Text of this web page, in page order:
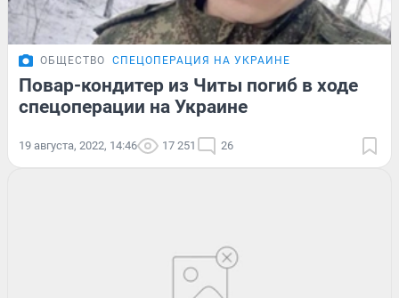
ОБЩЕСТВО СПЕЦОПЕРАЦИЯ НА УКРАИНЕ
Повар-кондитер из Читы погиб в ходе
спецоперации на Украине
19 августа, 2022, 14:46 17 251 26